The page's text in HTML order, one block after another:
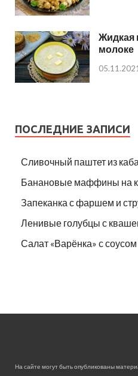
Жидкая
молоке
05.11.2021
ПОСЛЕДНИЕ ЗАПИСИ
Сливочный паштет из
Банановые маффины на
Запеканка с фаршем и
Ленивые голубцы с
Салат «Варёнка» с
На сайте могут быть опубликованы